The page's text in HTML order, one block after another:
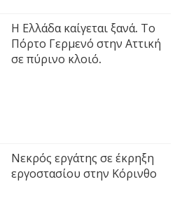
Η Ελλάδα καίγεται ξανά. Το
Πόρτο Γερμενό στην Αττική
σε πύρινο κλοιό.
Νεκρός εργάτης σε έκρηξη
εργοστασίου στην Κόρινθο